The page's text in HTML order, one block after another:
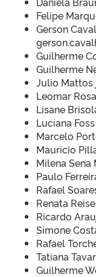
Felipe
Gerson
Guilherme
Guilherme
Julio Mattos
Leomar
Lisane
Luciana
Marcelo
Mauricio
Milena
Paulo
Rafael
Renata
Ricardo
Simone
Rafael
Tatiana
Guilherme